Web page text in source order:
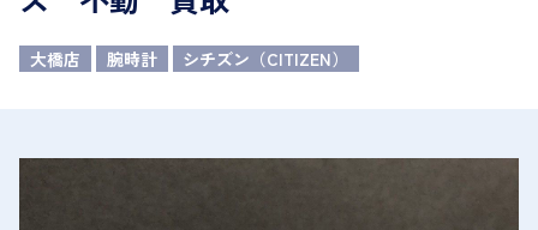
大橋店 腕時計 シチズン（CITIZEN）